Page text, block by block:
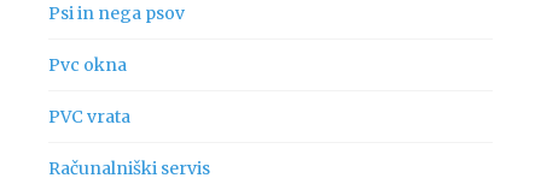
Psi in nega psov
Pvc okna
PVC vrata
Računalniški servis